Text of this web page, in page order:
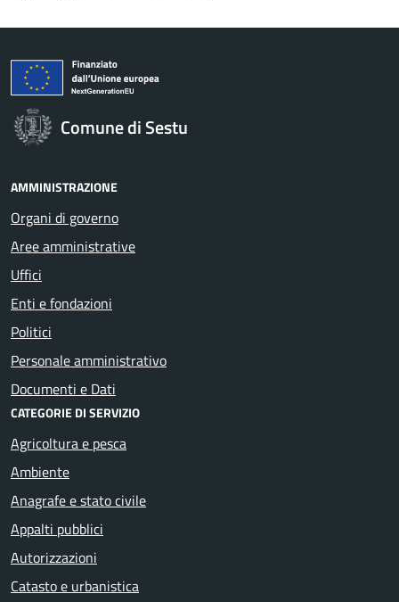
Comune di Sestu
AMMINISTRAZIONE
Organi di governo
Aree amministrative
Uffici
Enti e fondazioni
Politici
Personale amministrativo
Documenti e Dati
CATEGORIE DI SERVIZIO
Agricoltura e pesca
Ambiente
Anagrafe e stato civile
Appalti pubblici
Autorizzazioni
Catasto e urbanistica